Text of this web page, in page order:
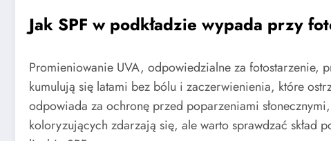
Jak SPF w podkładzie wypada przy
Promieniowanie UVA, odpowiedzialne za fotostarzenie,
kumulują się latami bez bólu i zaczerwienienia, które
odpowiada za ochronę przed poparzeniami
koloryzujących zdarzają się, ale warto sprawdzać skład